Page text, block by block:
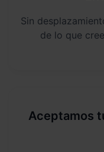
Sin
de lo que
Aceptamos